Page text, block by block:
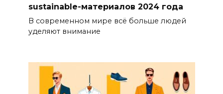
sustainable-материалов 2024 года
В современном мире всё больше людей
уделяют внимание